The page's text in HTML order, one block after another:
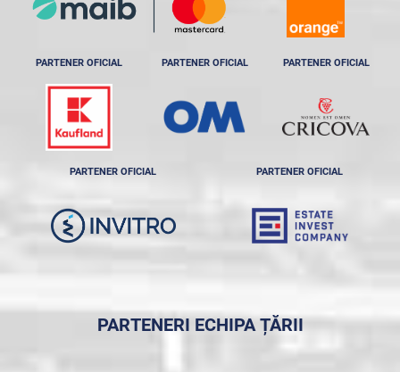
PARTENER OFICIAL PARTENER OFICIAL PARTENER OFICIAL
PARTENER OFICIAL PARTENER OFICIAL
PARTENERI ECHIPA ȚĂRII